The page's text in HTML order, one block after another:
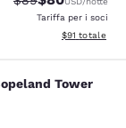
Tariffa per i soci
Visualizza i
$91 totale
Tower
1070 recensioni